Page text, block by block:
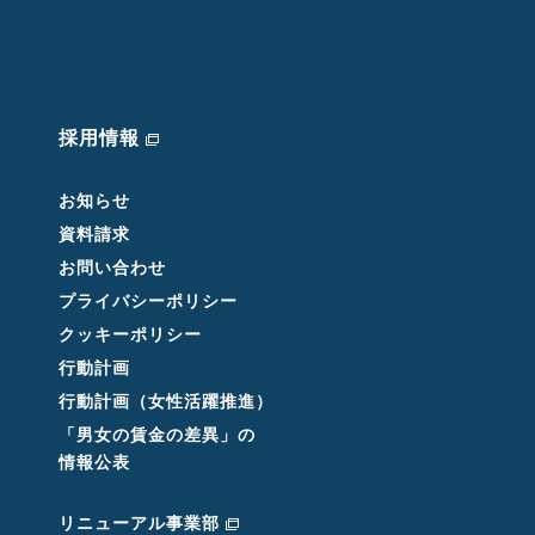
採用情報
お知らせ
資料請求
お問い合わせ
プライバシーポリシー
クッキーポリシー
行動計画
行動計画（女性活躍推進）
「男女の賃金の差異」の
情報公表
リニューアル事業部